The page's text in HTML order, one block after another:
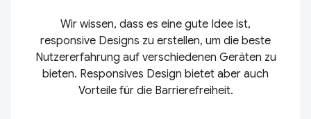
Wir wissen, dass es eine gute Idee ist,
responsive Designs zu erstellen, um die beste
Nutzererfahrung auf verschiedenen Geräten zu
bieten. Responsives Design bietet aber auch
Vorteile für die Barrierefreiheit.